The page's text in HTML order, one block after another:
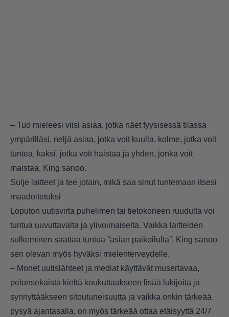
– Tuo mieleesi viisi asiaa, jotka näet fyysisessä tilassa
ympärilläsi, neljä asiaa, jotka voit kuulla, kolme, jotka voit
tuntea, kaksi, jotka voit haistaa ja yhden, jonka voit
maistaa, King sanoo.
Sulje laitteet ja tee jotain, mikä saa sinut tuntemaan itsesi
maadoitetuksi
Loputon uutisvirta puhelimen tai tietokoneen ruudulta voi
tuntua uuvuttavalta ja ylivoimaiselta. Vaikka laitteiden
sulkeminen saattaa tuntua ”asian paikoilulta”, King sanoo
sen olevan myös hyväksi mielenterveydelle.
– Monet uutislähteet ja mediat käyttävät musertavaa,
pelonsekaista kieltä koukuttaakseen lisää lukijoita ja
synnyttääkseen sitoutuneisuutta ja vaikka onkin tärkeää
pysyä ajantasalla, on myös tärkeää ottaa etäisyyttä 24/7